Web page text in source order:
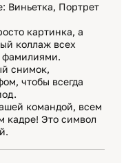
Виньетка, Портрет
картинка, а
коллаж всех
фамилиями.
снимок,
чтобы всегда
командой, всем
кадре! Это символ